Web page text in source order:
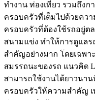
ทำงาน ท่องเที่ยว รวมถึง
ครอบครัวที่เต็มไปด้วยคว
ครอบครัวที่ต้องใช้รถอยู่ต
สนามแข่ง ทำให้การดูแลร
สำคัญอย่างมาก โดยเฉพ
สมรรถนะของรถ แนวคิด
สามารถใช้งานได้ยาวนา
ครอบครัวให้ความสำคัญ เ